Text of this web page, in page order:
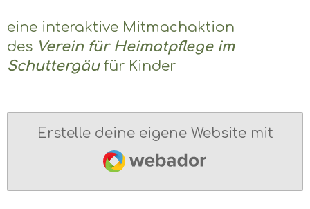
eine interaktive Mitmachaktion
des Verein für Heimatpflege im
Schuttergäu für Kinder
Erstelle deine eigene Website mit
Webador